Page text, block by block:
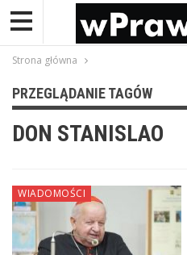
Strona główna
PRZEGLĄDANIE TAGÓW
DON STANISLAO
WIADOMOŚCI